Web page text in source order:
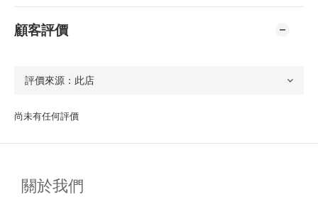
顧客評價
尚未有任何評價
關於我們